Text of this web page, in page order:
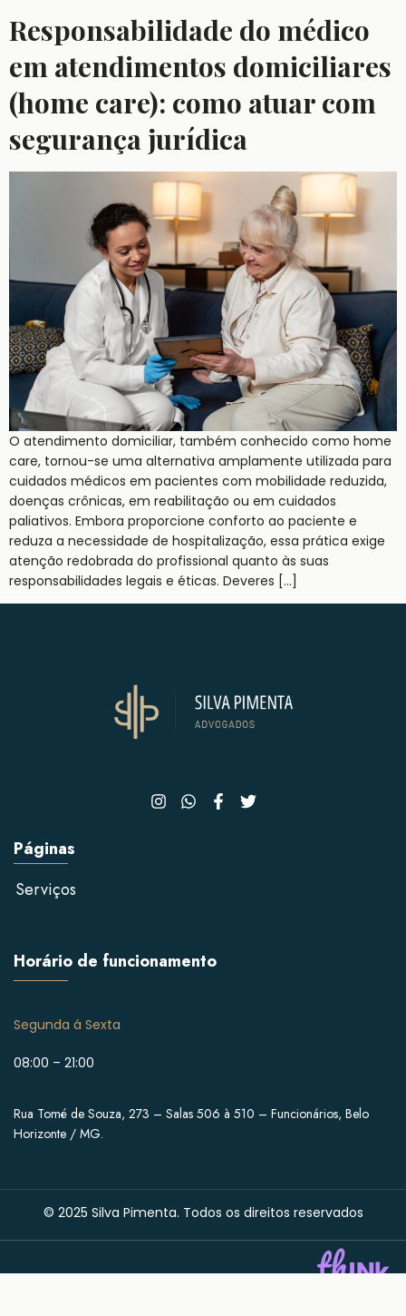
Responsabilidade do médico
em atendimentos domiciliares
(home care): como atuar com
segurança jurídica
O atendimento domiciliar, também conhecido como home
care, tornou-se uma alternativa amplamente utilizada para
cuidados médicos em pacientes com mobilidade reduzida,
doenças crônicas, em reabilitação ou em cuidados
paliativos. Embora proporcione conforto ao paciente e
reduza a necessidade de hospitalização, essa prática exige
atenção redobrada do profissional quanto às suas
responsabilidades legais e éticas. Deveres […]
Páginas
Serviços
Horário de funcionamento
Segunda á Sexta
08:00 – 21:00
Rua Tomé de Souza, 273 – Salas 506 à 510 – Funcionários, Belo
Horizonte / MG.
© 2025 Silva Pimenta. Todos os direitos reservados